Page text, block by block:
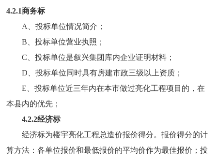
4.2.1商务标
A、投标单位情况简介；
B、投标单位营业执照；
C、投标单位是叙兴集团库内企业证明材料 ；
D、投标单位同时具有房建市政三级以上资质；
E、投标单位近三年内在本市做过亮化工程项目的，在
本县内的优先；
4.2.2经济标
经济标为楼宇亮化工程总造价报价得分。报价得分的计
算方法：各单位报价和最低报价的平均价作为最佳报价；投